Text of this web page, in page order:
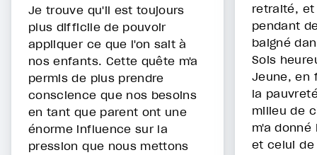
Je trouve qu'il est toujours
plus difficile de pouvoir
appliquer ce que l'on sait à
nos enfants. Cette quête m'a
permis de plus prendre
conscience que nos besoins
en tant que parent ont une
énorme influence sur la
pression que nous mettons
retraité,
pendant
baigné
Sois
Jeune, en
la
milieu de
m'a donné
et celui de